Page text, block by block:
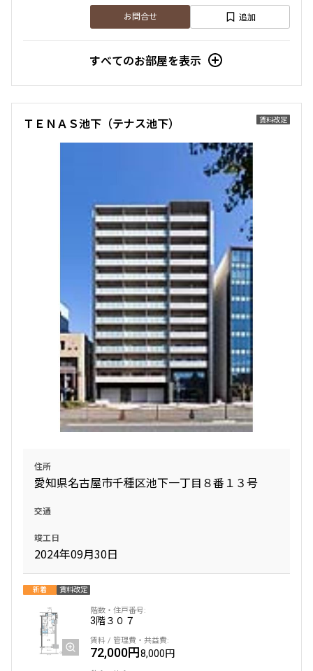
建物施設やお部屋の設備、方位、階数などの絞り込みが
検索対象お部屋数
4690件
お部屋を再検索
お問合せ 追加
すべてのお部屋を表示
賃料改定
ＴＥＮＡＳ池下（テナス池下）
住所
愛知県名古屋市千種区池下一丁目８番１３号
交通
竣工日
2024年09月30日
新着 賃料改定
3階３０７
72,000円8,000円